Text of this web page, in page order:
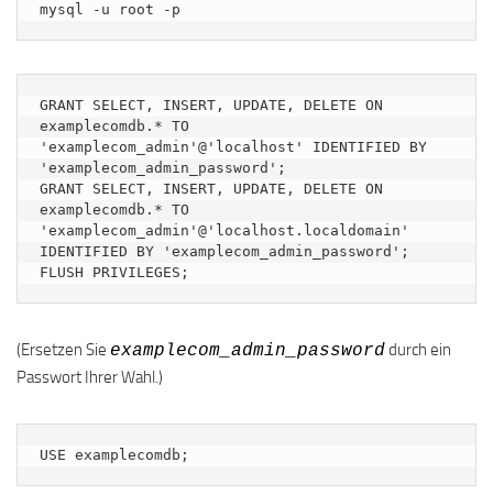
mysql -u root -p
GRANT SELECT, INSERT, UPDATE, DELETE ON
examplecomdb.* TO
'examplecom_admin'@'localhost' IDENTIFIED BY
'examplecom_admin_password';
GRANT SELECT, INSERT, UPDATE, DELETE ON
examplecomdb.* TO
'examplecom_admin'@'localhost.localdomain'
IDENTIFIED BY 'examplecom_admin_password';
FLUSH PRIVILEGES;
(Ersetzen Sie examplecom_admin_passworddurch ein
Passwort Ihrer Wahl.)
USE examplecomdb;